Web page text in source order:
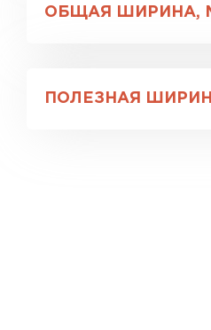
Коричнево-красный
ОБЩАЯ ШИРИНА,
1195
ПОЛЕЗНАЯ